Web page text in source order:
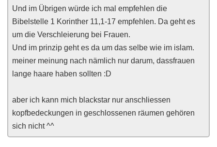
Und im Übrigen würde ich mal empfehlen die
Bibelstelle 1 Korinther 11,1-17 empfehlen. Da geht es
um die Verschleierung bei Frauen.
Und im prinzip geht es da um das selbe wie im islam.
meiner meinung nach nämlich nur darum, dassfrauen
lange haare haben sollten :D
aber ich kann mich blackstar nur anschliessen
kopfbedeckungen in geschlossenen räumen gehören
sich nicht ^^